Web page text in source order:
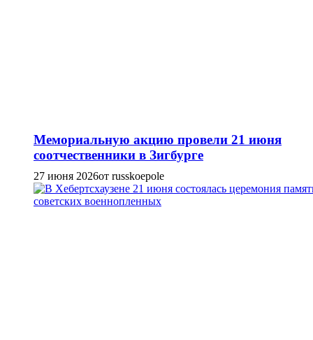
Мемориальную акцию провели 21 июня
соотчественники в Зигбурге
27 июня 2026от russkoepole